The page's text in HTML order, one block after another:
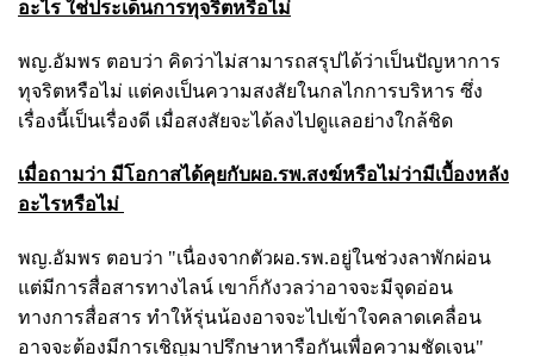
อะไร ใช่ประเด็นการทุจริตหรือไม่
พญ.อัมพร ตอบว่า คิดว่าไม่สามารถสรุปได้ว่าเป็นปัญหาการ
ทุจริตหรือไม่ แต่คงเป็นความสงสัยในกลไกการบริหาร ซึ่ง
เรื่องนี้เป็นเรื่องดี เมื่อสงสัยจะได้ลงไปดูแลอย่างใกล้ชิด
เมื่อถามว่า มีโอกาสได้คุยกับผอ.รพ.สงฆ์หรือไม่ว่ามีเบื้องหลัง
อะไรหรือไม่
พญ.อัมพร ตอบว่า "เนื่องจากตัวผอ.รพ.อยู่ในช่วงลาพักผ่อน
แต่มีการสื่อสารทางไลน์ เขาก็กังวลว่าอาจจะมีจุดอ่อน
ทางการสื่อสาร ทำให้รุ่นน้องอาจจะไปเข้าใจคลาดเคลื่อน
อาจจะต้องมีการเชิญมาปรึกษาหารือกันเพื่อความชัดเจน"